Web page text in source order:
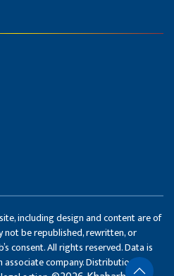
including design and content are of
not be republished, rewritten, or
consent. All rights reserved. Data is
associate company. Distribution of